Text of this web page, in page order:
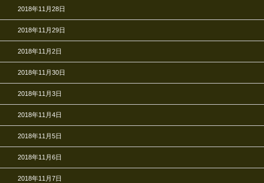
2018年11月28日
2018年11月29日
2018年11月2日
2018年11月30日
2018年11月3日
2018年11月4日
2018年11月5日
2018年11月6日
2018年11月7日